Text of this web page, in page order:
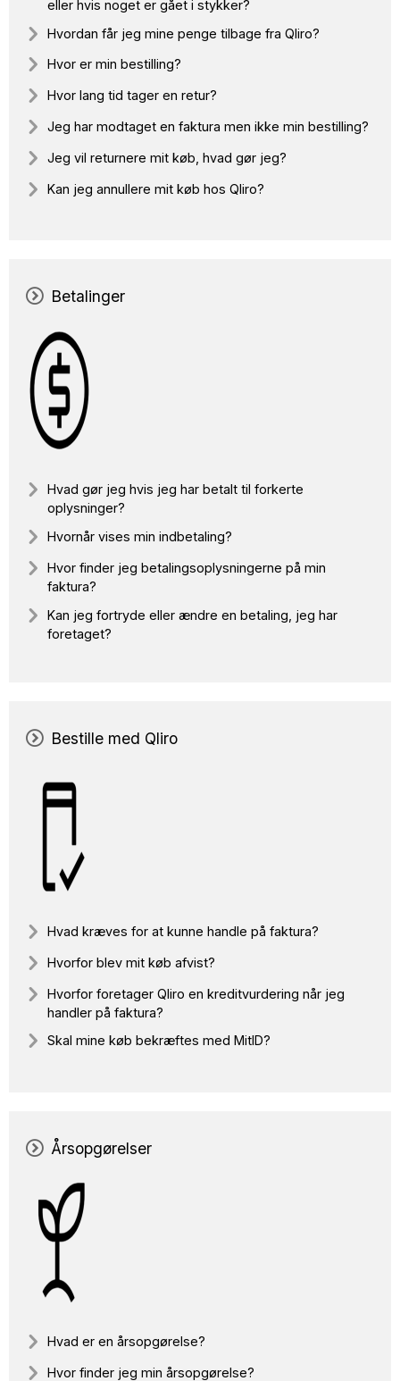
eller hvis noget er gået i stykker?
Hvordan får jeg mine penge tilbage fra Qliro?
Hvor er min bestilling?
Hvor lang tid tager en retur?
Jeg har modtaget en faktura men ikke min bestilling?
Jeg vil returnere mit køb, hvad gør jeg?
Kan jeg annullere mit køb hos Qliro?
Betalinger
Hvad gør jeg hvis jeg har betalt til forkerte
oplysninger?
Hvornår vises min indbetaling?
Hvor finder jeg betalingsoplysningerne på min
faktura?
Kan jeg fortryde eller ændre en betaling, jeg har
foretaget?
Bestille med Qliro
Hvad kræves for at kunne handle på faktura?
Hvorfor blev mit køb afvist?
Hvorfor foretager Qliro en kreditvurdering når jeg
handler på faktura?
Skal mine køb bekræftes med MitID?
Årsopgørelser
Hvad er en årsopgørelse?
Hvor finder jeg min årsopgørelse?